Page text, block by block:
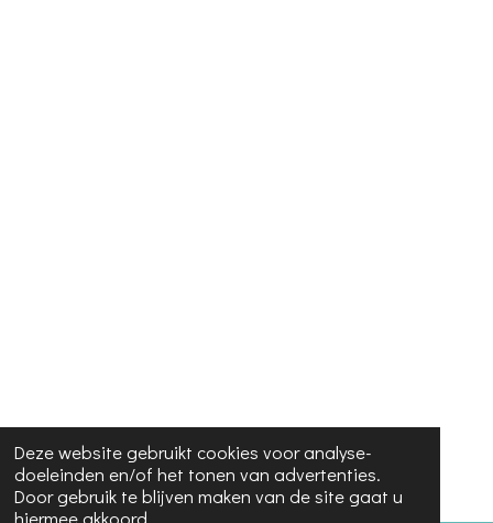
Deze website gebruikt cookies voor analyse-
doeleinden en/of het tonen van advertenties.
Door gebruik te blijven maken van de site gaat u
hiermee akkoord.